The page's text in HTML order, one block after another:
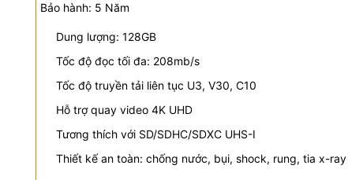
Bảo hành: 5 Năm
Dung lượng: 128GB
Tốc độ đọc tối đa: 208mb/s
Tốc độ truyền tải liên tục U3, V30, C10
Hỗ trợ quay video 4K UHD
Tương thích với SD/SDHC/SDXC UHS-I
Thiết kế an toàn: chống nước, bụi, shock, rung, tia x-ray